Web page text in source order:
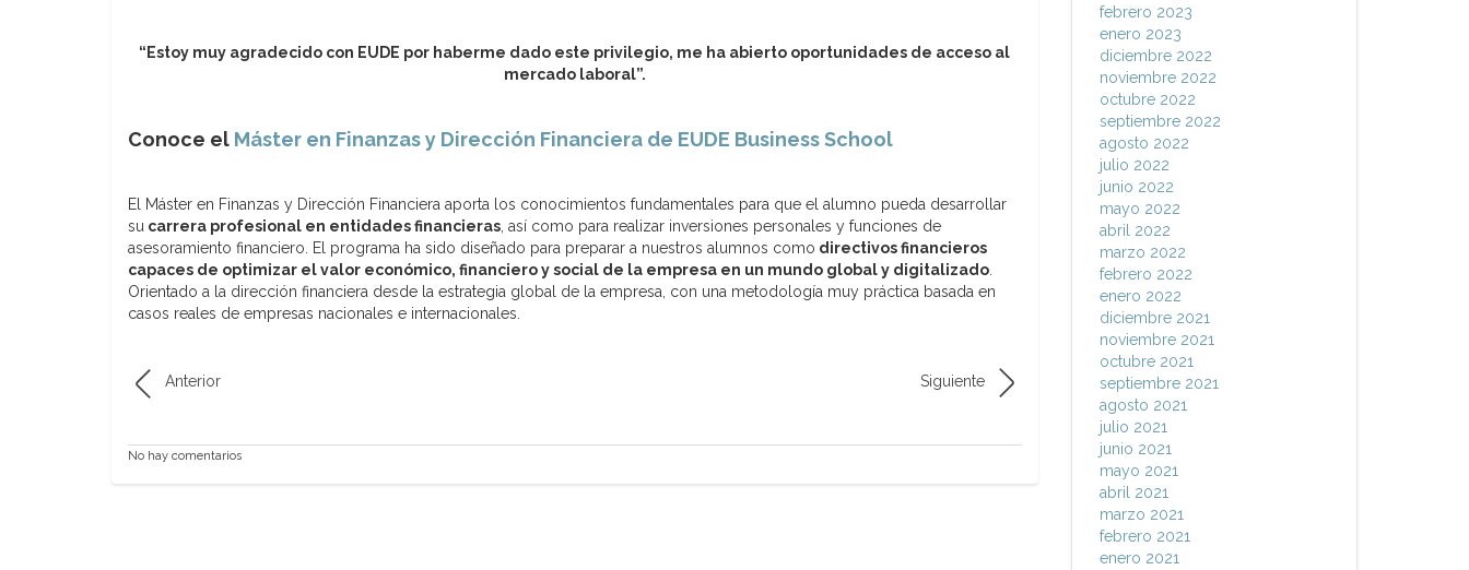
“Estoy muy agradecido con EUDE por haberme dado este privilegio, me ha abierto oportunidades de acceso al
mercado laboral”.
Conoce el Máster en Finanzas y Dirección Financiera de EUDE Business School
El Máster en Finanzas y Dirección Financiera aporta los conocimientos fundamentales para que el alumno pueda desarrollar
su carrera profesional en entidades financieras, así como para realizar inversiones personales y funciones de
asesoramiento financiero. El programa ha sido diseñado para preparar a nuestros alumnos como directivos financieros
capaces de optimizar el valor económico, financiero y social de la empresa en un mundo global y digitalizado.
Orientado a la dirección financiera desde la estrategia global de la empresa, con una metodología muy práctica basada en
casos reales de empresas nacionales e internacionales.
Anterior Siguiente
No hay comentarios
febrero 2023
enero 2023
diciembre 2022
noviembre 2022
octubre 2022
septiembre 2022
agosto 2022
julio 2022
junio 2022
mayo 2022
abril 2022
marzo 2022
febrero 2022
enero 2022
diciembre 2021
noviembre 2021
octubre 2021
septiembre 2021
agosto 2021
julio 2021
junio 2021
mayo 2021
abril 2021
marzo 2021
febrero 2021
enero 2021